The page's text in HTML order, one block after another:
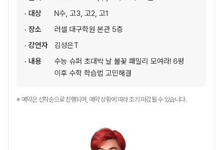
· 대상
N수, 고3, 고2, 고1
· 장소
러셀 대구학원 본관 5층
· 강연자
김성은T
· 내용
수능 슈퍼 초대박 날 불꽃 패밀리 모여라! 6평
이후 수학 학습법 고민해결
※ 예약은 선착순으로 진행되며, 예약 상황에 따라 조기 마감될 수 있습니다.